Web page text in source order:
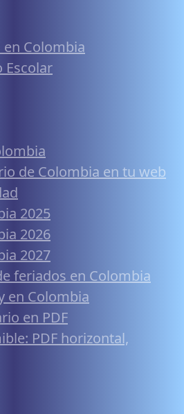
en Colombia
Escolar
de Colombia en tu web
2025
2026
2027
feriados en Colombia
en Colombia
en PDF
PDF horizontal,